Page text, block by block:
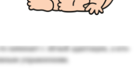
проходят в тёплой воде, под
Мы следим, чтобы ребёнок
начинает с лёгкой адаптации, а кто-
упражнениям.